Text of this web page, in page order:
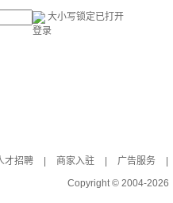
大小写锁定已打开
登录
才招聘 商家入驻 广告服务
Copyright © 2004-2026